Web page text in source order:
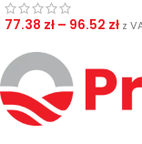
77.38 zł – 96.52 zł z